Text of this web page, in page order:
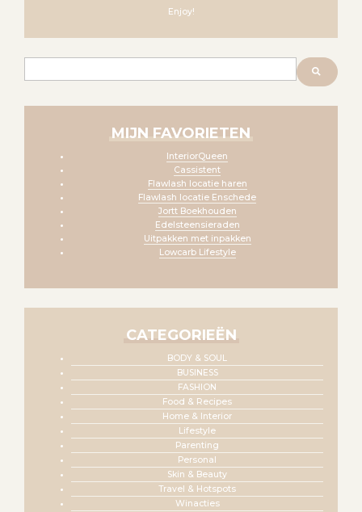
Enjoy!
MIJN FAVORIETEN
InteriorQueen
Cassistent
Flawlash locatie haren
Flawlash locatie Enschede
Jortt Boekhouden
Edelsteensieraden
Uitpakken met inpakken
Lowcarb Lifestyle
CATEGORIEËN
BODY & SOUL
BUSINESS
FASHION
Food & Recipes
Home & Interior
Lifestyle
Parenting
Personal
Skin & Beauty
Travel & Hotspots
Winacties